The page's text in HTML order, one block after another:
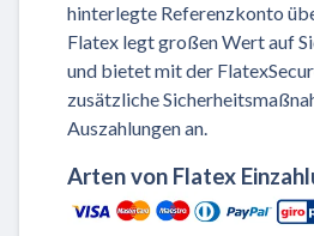
hinterlegte Referenzkonto
Flatex legt großen Wert auf
und bietet mit der
zusätzliche
Auszahlungen an.
Arten von Flatex